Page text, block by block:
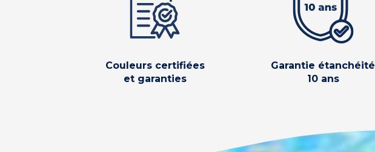
Couleurs certifiées
et garanties
Garantie étanchéité
10 ans